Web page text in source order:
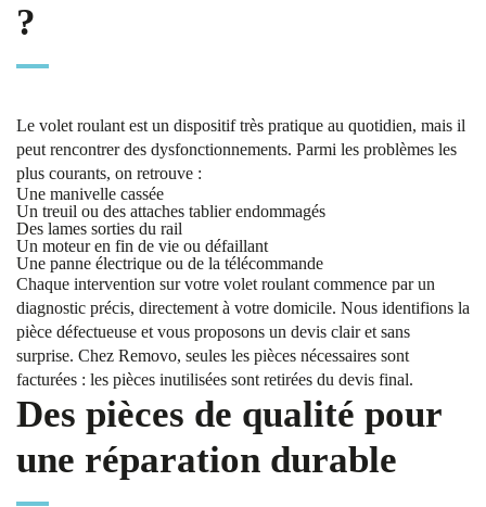
?
Le volet roulant est un dispositif très pratique au quotidien, mais il
peut rencontrer des dysfonctionnements. Parmi les problèmes les
plus courants, on retrouve :
Une manivelle cassée
Un treuil ou des attaches tablier endommagés
Des lames sorties du rail
Un moteur en fin de vie ou défaillant
Une panne électrique ou de la télécommande
Chaque intervention sur votre volet roulant commence par un
diagnostic précis, directement à votre domicile. Nous identifions la
pièce défectueuse et vous proposons un devis clair et sans
surprise. Chez Removo, seules les pièces nécessaires sont
facturées : les pièces inutilisées sont retirées du devis final.
Des pièces de qualité pour
une réparation durable